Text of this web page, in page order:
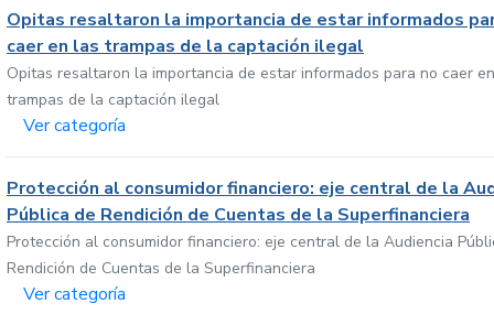
Opitas resaltaron la importancia de estar informados
caer en las trampas de la captación ilegal
Opitas resaltaron la importancia de estar informados para no caer
trampas de la captación ilegal
Ver categoría
Protección al consumidor financiero: eje central de la
Pública de Rendición de Cuentas de la Superfinanciera
Protección al consumidor financiero: eje central de la Audiencia
Rendición de Cuentas de la Superfinanciera
Ver categoría